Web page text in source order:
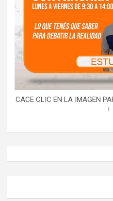
CACE CLIC EN LA IMAGEN
!